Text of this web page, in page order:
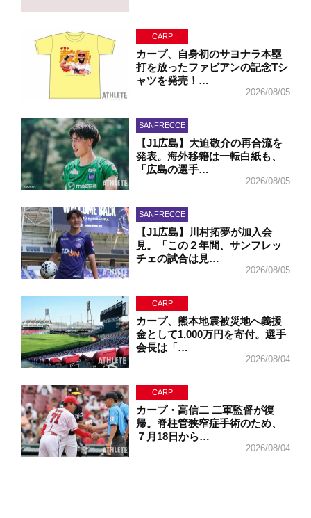
CARP
カープ、自身初のサヨナラ本塁
打を放ったファビアンの記念Tシ
ャツを発売！…
2026/08/05
SANFRECCE
【J1広島】大迫敬介の再合流を
発表。海外移籍は一転白紙も、
「広島の選手…
2026/08/05
SANFRECCE
【J1広島】川村拓夢が加入会
見。「この２年間、サンフレッ
チェの試合は見…
2026/08/05
CARP
カープ、熊本地震被災地へ義援
金として1,000万円を寄付。選手
会長は「…
2026/08/04
CARP
カープ・高信二 二軍監督が復
帰。脊柱管狭窄症手術のため、
７月18日から…
2026/08/04